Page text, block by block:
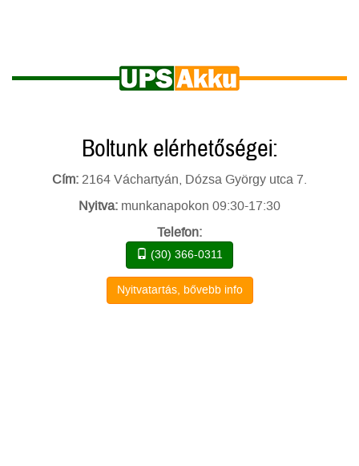
Boltunk elérhetőségei:
Cím:2164 Váchartyán, Dózsa György utca 7.
Nyitva: munkanapokon 09:30-17:30
Telefon:
(30) 366-0311
Nyitvatartás, bővebb info